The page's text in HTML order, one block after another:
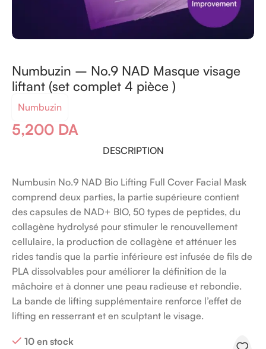
Numbuzin – No.9 NAD Masque visage
liftant (set complet 4 pièce )
Numbuzin
5,200 DA
DESCRIPTION
Numbusin No.9 NAD Bio Lifting Full Cover Facial Mask
comprend deux parties, la partie supérieure contient
des capsules de NAD+ BIO, 50 types de peptides, du
collagène hydrolysé pour stimuler le renouvellement
cellulaire, la production de collagène et atténuer les
rides tandis que la partie inférieure est infusée de fils de
PLA dissolvables pour améliorer la définition de la
mâchoire et à donner une peau radieuse et rebondie.
La bande de lifting supplémentaire renforce l’effet de
lifting en resserrant et en sculptant le visage.
10 en stock